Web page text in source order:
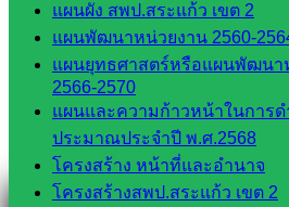
แผนผัง สพป.สระแก้ว เขต 2
แผนพัฒนาหน่วยงาน 2560-
แผนยุทธศาสตร์หรือแผนพัฒนา
2566-2570
แผนและความก้าวหน้าในการด
ประมาณประจำปี พ.ศ.2568
โครงสร้าง หน้าที่และอำนาจ
โครงสร้างสพป.สระแก้ว เขต 2
Messenger
Facebook